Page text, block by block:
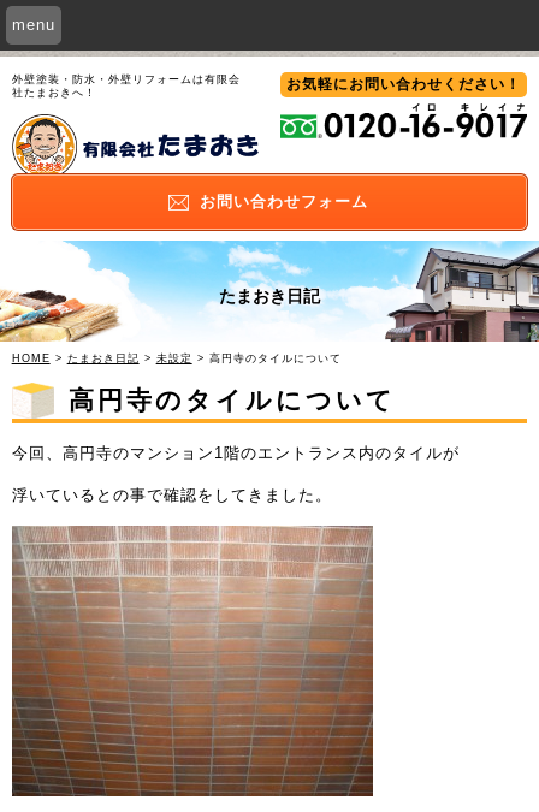
menu
外壁塗装・防水・外壁リフォームは有限会
社たまおきへ！
お気軽にお問い合わせ ください！
お問い合わせフォーム
たまおき日記
HOME > たまおき日記 > 未設定 > 高円寺のタイルについて
高円寺のタイルについて
今回、高円寺のマンション1階のエントランス内のタイルが
浮いているとの事で確認をしてきました。